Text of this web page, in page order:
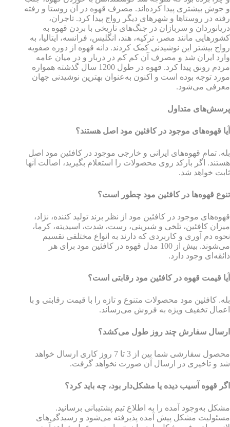
و جوش بیشتری پیدا کرده‌اند. مصرف قهوه در آن روستا و رفته
رفته در روستاها و شهرهای دیگر رواج پیدا کرد. تاجران،
دریانوردان و سربازان در جنگ‌های تاریخی با بردن قهوه به
کشورهایی مانند مصر، ترکیه، هند، انگلیس، فرانسه، ایتالیا، به
رواج بیشتر این نوشیدنی کمک کردند. دانه قهوه از دوره صفویه
وارد ایران شد و مصرف آن کم کم در دربار و در میان عامه
مردم رونق پیدا کرد. قهوه در طول 1200 سال گذشته همواره
مورد توجه بوده است و اکنون به‌عنوان بهترین نوشیدنی جهان
معرفی می‌شود.
پرسش‌های متداول
آیا قهوه‌های موجود در کافئین مود اصل هستند؟
بله. تمام قهوه‌های ایرانی و خارجی موجود در کافئین مود اصل
هستند. اگر بارکد روی محصولات را استعلام بگیرید، اصالت آنها
ثابت خواهد شد.
تنوع قهوه‌ها در کافئین مود چطور است؟
قهوه‌های موجود در کافئین مود از نظر برند تولید کننده، نژاد،
میزان کافئین، تلخی و شیرینی، رست، شدت، اسیدیته، کرما،
نحوه دم آوری و کاربردی که دارند به انواع مختلفی تقسیم
می‌شوند. بیش از 100 مدل قهوه در کافئین مود برای هر
ذائقه‌ای وجود دارد.
آیا قیمت قهوه در کافئین مود رقابتی است؟
بله. کافئین مود محصولات متنوع و تازه را با قیمت رقابتی و با
اعمال تخفیف ویژه به فروش می‌رساند.
ارسال سفارش چند روز طول می‌کشد؟
محصول سفارشی شما بین از 3 تا 7 روز کاری ارسال خواهد
شد و تاخیری در ارسال آن صورت نخواهد گرفت.
اگر قهوه آسیب دیده یا مشکل‌دار بود، چه باید کرد؟
مشکل به‌وجود آمده را به اطلاع تیم پشتیبانی برسانید.
مسئولیت مشکل پیش آمده پذیرفته می‌شود و رسیدگی‌های